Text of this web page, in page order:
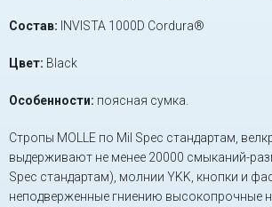
Состав: INVISTA 1000D Cordura®
Цвет: Black
Особенности: поясная сумка.
Стропы MOLLE по Mil Spec стандартам,
выдерживают не менее 20000 смыканий-
Spec стандартам), молнии YKK, кнопки и
неподверженные гниению высокопрочные